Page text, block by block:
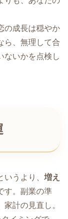
の成長は穏やか
ら、無理して合
ないかを点検し
うより、 増え
す。副業の準
計の見直し。